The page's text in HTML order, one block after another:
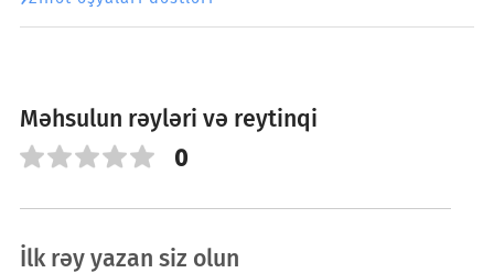
Məhsulun rəyləri və reytinqi
0
İlk rəy yazan siz olun